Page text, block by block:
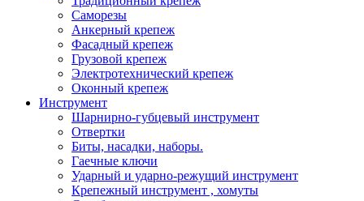
Саморезы
Анкерный крепеж
Фасадный крепеж
Грузовой крепеж
Электротехнический крепеж
Оконный крепеж
Инструмент
Шарнирно-губцевый инструмент
Отвертки
Биты, насадки, наборы.
Гаечные ключи
Ударный и ударно-режущий инструмент
Крепежный инструмент , хомуты